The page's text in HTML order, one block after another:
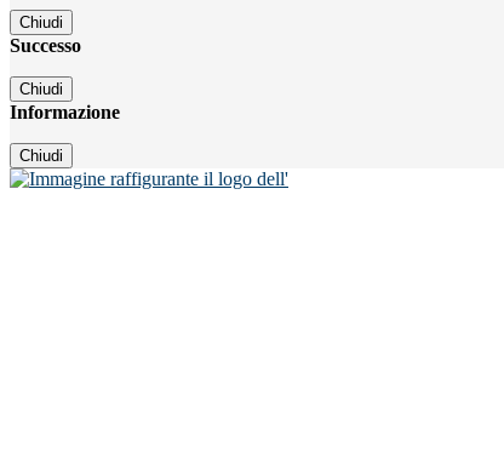
Chiudi
Successo
Chiudi
Informazione
Chiudi